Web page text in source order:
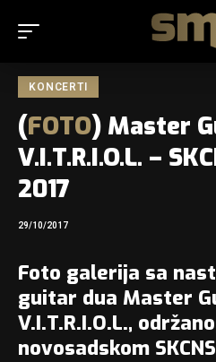
KONCERTI
(FOTO) Master
V.I.T.R.I.O.L. –
2017
29/10/2017
Foto galerija sa
guitar dua Master
V.I.T.R.I.O.L.,
novosadskom